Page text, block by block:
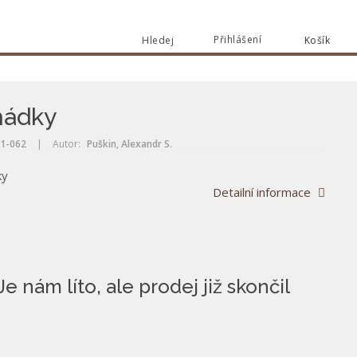
Košík
Přihlášení
Hledej
062 | Autor: Puškin, Alexandr S.
Detailní informace
nám líto, ale prodej již skončil